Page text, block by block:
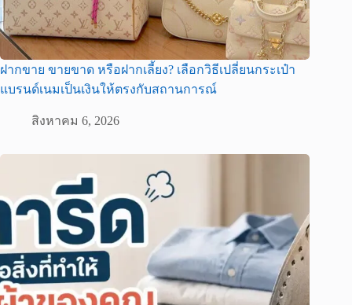
ฝากขาย ขายขาด หรือฝากเลี้ยง? เลือกวิธีเปลี่ยนกระเป๋า
แบรนด์เนมเป็นเงินให้ตรงกับสถานการณ์
สิงหาคม 6, 2026